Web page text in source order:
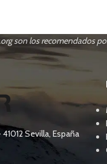
son los recomendados
Sevilla, España